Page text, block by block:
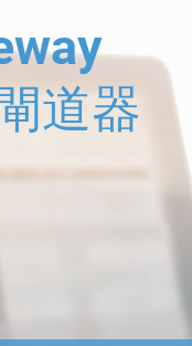
道器